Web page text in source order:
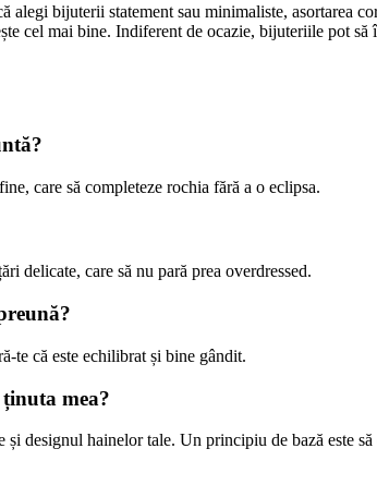
bijuterii statement sau minimaliste, asortarea
cel mai bine. Indiferent de ocazie, bijuteriile pot
care să completeze rochia fără a o eclipsa.
delicate, care să nu pară prea overdressed.
te că este echilibrat și bine gândit.
mea?
designul hainelor tale. Un principiu de bază este